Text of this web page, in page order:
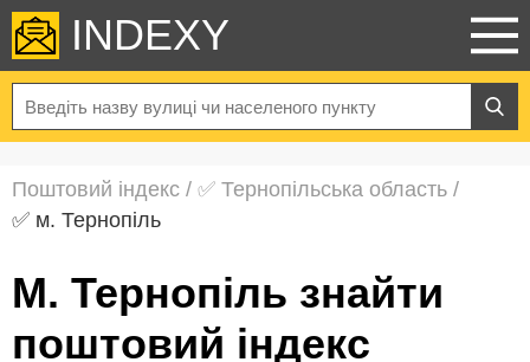
INDEXY
Поштовий індекс / ✅ Тернопільська область /
✅ м. Тернопіль
м. Тернопіль знайти
поштовий індекс